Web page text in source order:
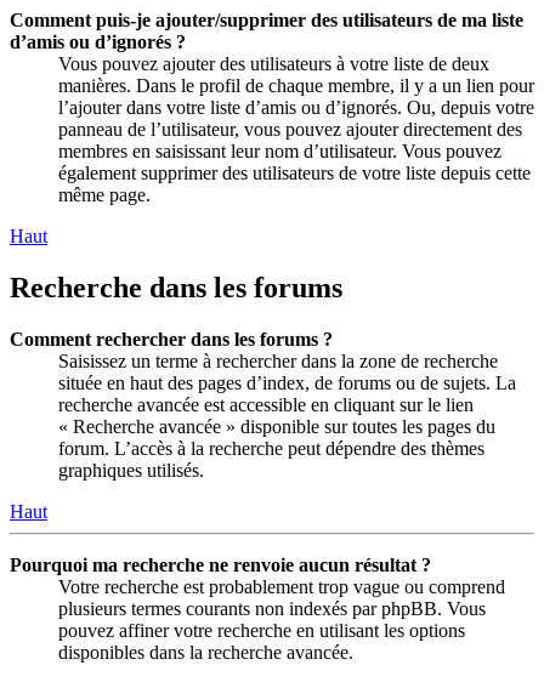
Comment puis-je ajouter/supprimer des utilisateurs de ma liste
d’amis ou d’ignorés ?
Vous pouvez ajouter des utilisateurs à votre liste de deux
manières. Dans le profil de chaque membre, il y a un lien pour
l’ajouter dans votre liste d’amis ou d’ignorés. Ou, depuis votre
panneau de l’utilisateur, vous pouvez ajouter directement des
membres en saisissant leur nom d’utilisateur. Vous pouvez
également supprimer des utilisateurs de votre liste depuis cette
même page.
Haut
Recherche dans les forums
Comment rechercher dans les forums ?
Saisissez un terme à rechercher dans la zone de recherche
située en haut des pages d’index, de forums ou de sujets. La
recherche avancée est accessible en cliquant sur le lien
« Recherche avancée » disponible sur toutes les pages du
forum. L’accès à la recherche peut dépendre des thèmes
graphiques utilisés.
Haut
Pourquoi ma recherche ne renvoie aucun résultat ?
Votre recherche est probablement trop vague ou comprend
plusieurs termes courants non indexés par phpBB. Vous
pouvez affiner votre recherche en utilisant les options
disponibles dans la recherche avancée.